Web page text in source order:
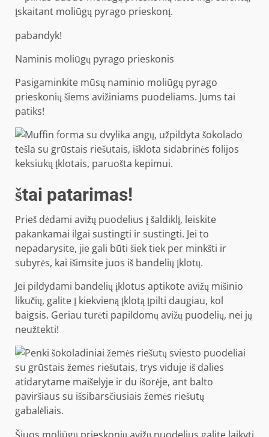
pabandyk!
Naminis moliūgų pyrago prieskonis
Pasigaminkite mūsų naminio moliūgų pyrago
prieskonių šiems avižiniams puodeliams. Jums tai
patiks!
štai patarimas!
Prieš dėdami avižų puodelius į šaldiklį, leiskite
pakankamai ilgai sustingti ir sustingti. Jei to
nepadarysite, jie gali būti šiek tiek per minkšti ir
subyrės, kai išimsite juos iš bandelių įklotų.
Jei pildydami bandelių įklotus aptikote avižų mišinio
likučių, galite į kiekvieną įklotą įpilti daugiau, kol
baigsis. Geriau turėti papildomų avižų puodelių, nei jų
neužtekti!